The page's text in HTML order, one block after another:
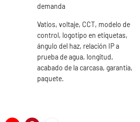
demanda
Vatios, voltaje, CCT, modelo de
control, logotipo en etiquetas,
ángulo del haz, relación IP a
prueba de agua, longitud,
acabado de la carcasa, garantía,
paquete.